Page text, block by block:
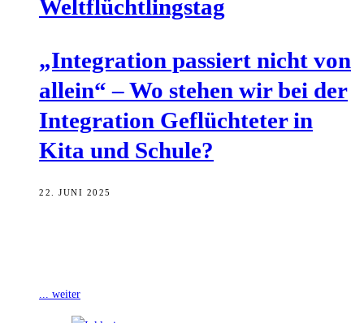
Weltflüchtlingstag
„Inte­gra­ti­on pas­siert nicht von
allein“ – Wo ste­hen wir bei der
Inte­gra­ti­on Geflüch­te­ter in
Kita und Schule?
22. JUNI 2025
... weiter